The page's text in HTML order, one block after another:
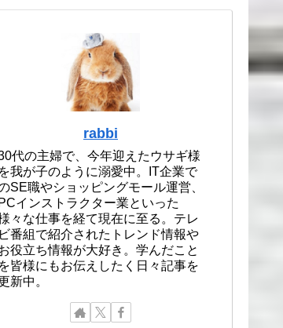
rabbi
代の主婦で、今年迎えたウサギ様
を我が子のように溺愛中。IT企業で
SE職やショッピングモール運営、
PCインストラクター業といった
々な仕事を経て現在に至る。テレ
ビ番組で紹介されたトレンド情報や
役立ち情報が大好き。学んだこと
を皆様にもお伝えしたく日々記事を
新中。